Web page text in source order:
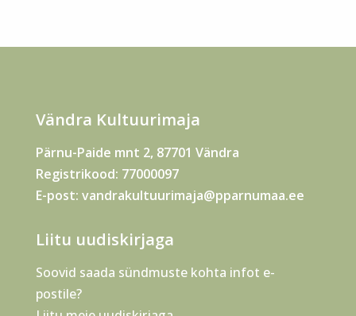
Vändra Kultuurimaja
Pärnu-Paide mnt 2, 87701 Vändra
Registrikood: 77000097
E-post: vandrakultuurimaja@pparnumaa.ee
Liitu uudiskirjaga
Soovid saada sündmuste kohta infot e-
postile?